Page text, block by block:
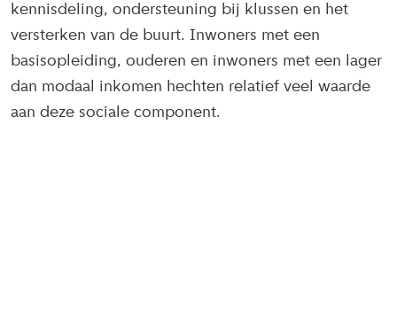
kennisdeling, ondersteuning bij klussen en het
versterken van de buurt. Inwoners met een
basisopleiding, ouderen en inwoners met een lager
dan modaal inkomen hechten relatief veel waarde
aan deze sociale component.